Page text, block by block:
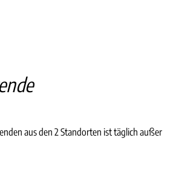
aus den 2 Standorten ist täglich außer